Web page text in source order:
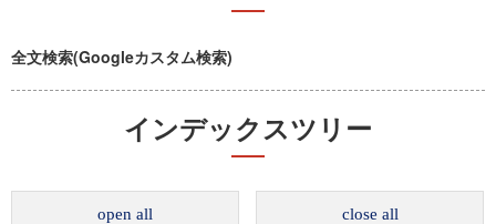
全文検索(Googleカスタム検索)
インデックスツリー
open all close all